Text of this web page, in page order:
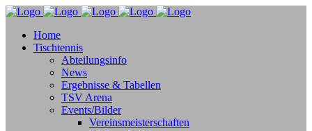
Home
Tischtennis
Abteilungsinfo
News
Ergebnisse & Tabellen
TSV Arena
Events/Bilder
Vereinsmeisterschaften